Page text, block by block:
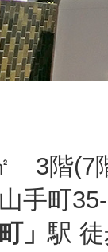
3階
手町
」駅